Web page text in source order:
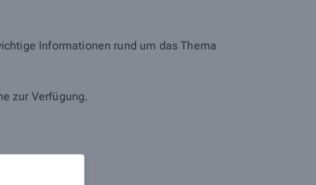
Informationen rund um das Thema
zur Verfügung.